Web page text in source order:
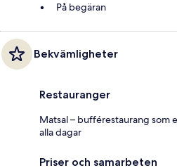
På begäran
Bekvämligheter
Restauranger
Matsal – bufférestaurang som
alla dagar
Priser och samarbeten